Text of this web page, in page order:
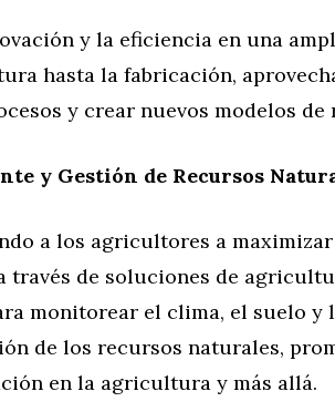
y la eficiencia en una
hasta la fabricación,
y crear nuevos modelos de
y Gestión de Recursos
a los agricultores a
través de soluciones de
monitorear el clima, el suelo y
de los recursos naturales,
en la agricultura y más allá.